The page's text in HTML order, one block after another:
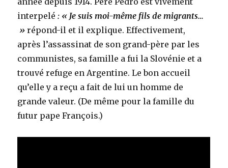
interpelé: « Je suis moi-même fils de migrants…
» répond-il et il explique. Effectivement,
après l’assassinat de son grand-père par les
communistes, sa famille a fui la Slovénie et a
trouvé refuge en Argentine. Le bon accueil
qu’elle y a reçu a fait de lui un homme de
grande valeur. (De même pour la famille du
futur pape François.)